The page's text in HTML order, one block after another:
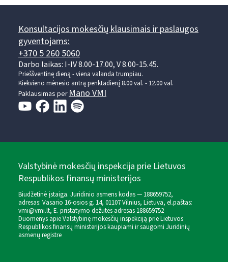
Konsultacijos mokesčių klausimais ir paslaugos
gyventojams:
+370 5 260 5060
Darbo laikas: I-IV 8.00-17.00, V 8.00-15.45.
Prieššventinę dieną - viena valanda trumpiau.
Kiekvieno mėnesio antrą penktadienį 8.00 val. - 12.00 val.
Paklausimas perMano VMI
Valstybinė mokesčių inspekcija prie Lietuvos
Respublikos finansų ministerijos
Biudžetinė įstaiga. Juridinio asmens kodas — 188659752,
adresas: Vasario 16-osios g. 14, 01107 Vilnius, Lietuva, el.paštas:
vmi@vmi.lt, E. pristatymo dėžutės adresas 188659752
Duomenys apie Valstybinę mokesčių inspekciją prie Lietuvos
Respublikos finansų ministerijos kaupiami ir saugomi Juridinių
asmenų registre